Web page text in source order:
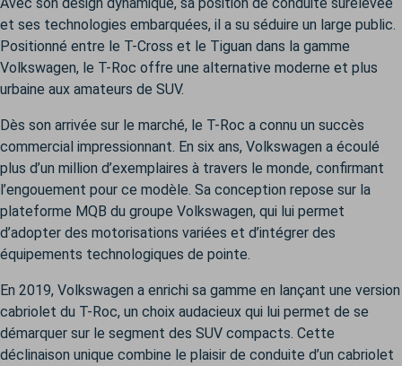
et ses technologies embarquées, il a su séduire un large public.
Positionné entre le T-Cross et le Tiguan dans la gamme
Volkswagen, le T-Roc offre une alternative moderne et plus
urbaine aux amateurs de SUV.
Dès son arrivée sur le marché, le T-Roc a connu un succès
commercial impressionnant. En six ans, Volkswagen a écoulé
plus d’un million d’exemplaires à travers le monde, confirmant
l’engouement pour ce modèle. Sa conception repose sur la
plateforme MQB du groupe Volkswagen, qui lui permet
d’adopter des motorisations variées et d’intégrer des
équipements technologiques de pointe.
En 2019, Volkswagen a enrichi sa gamme en lançant une version
cabriolet du T-Roc, un choix audacieux qui lui permet de se
démarquer sur le segment des SUV compacts. Cette
déclinaison unique combine le plaisir de conduite d’un cabriolet